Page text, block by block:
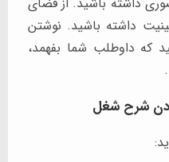
داشته باشید. نوشتن
که داوطلب شما بفهمد،
شرح شغل